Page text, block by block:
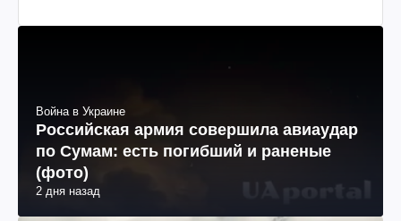
Война в Украине
Российская армия совершила авиаудар
по Сумам: есть погибший и раненые
(фото)
2 дня назад